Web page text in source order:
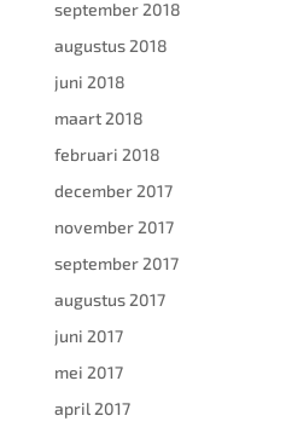
september 2018
augustus 2018
juni 2018
maart 2018
februari 2018
december 2017
november 2017
september 2017
augustus 2017
juni 2017
mei 2017
april 2017